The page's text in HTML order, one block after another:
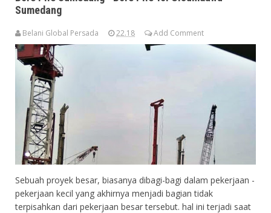
Sumedang
Belani Global Persada 22.18 Add Comment
Sebuah proyek besar, biasanya dibagi-bagi dalam pekerjaan -
pekerjaan kecil yang akhirnya menjadi bagian tidak
terpisahkan dari pekerjaan besar tersebut. hal ini terjadi saat